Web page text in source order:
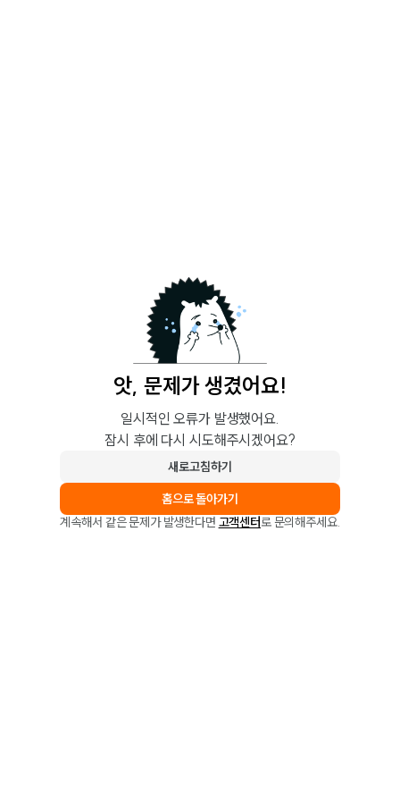
앗, 문제가 생겼어요!
일시적인 오류가 발생했어요.
잠시 후에 다시 시도해주시겠어요?
새로고침하기
홈으로 돌아가기
계속해서 같은 문제가 발생한다면 고객센터로 문의해주세요.